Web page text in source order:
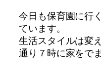
今日も保育園に行
ています。
生活スタイルは変
通り７時に家をで